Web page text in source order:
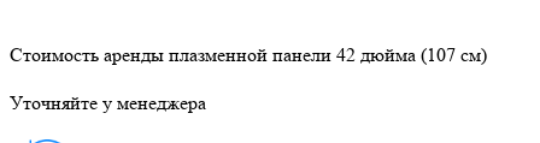
Стоимость аренды плазменной панели 42 дюйма (107 см)
Уточняйте у менеджера